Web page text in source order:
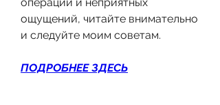
ощущений, читайте внимательно
и следуйте моим советам.
ПОДРОБНЕЕ ЗДЕСЬ